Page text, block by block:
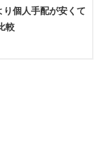
個人手配が安くて
較